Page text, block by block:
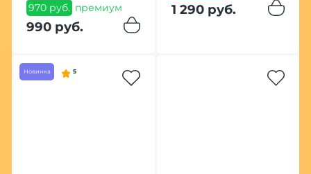
970 руб. премиум
990 руб.
1 290 руб.
Новинка 5